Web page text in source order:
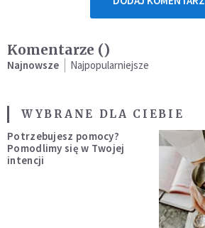
Komentarze ()
Najnowsze Najpopularniejsze
WYBRANE DLA CIEBIE
Potrzebujesz pomocy?
Pomodlimy się w Twojej
intencji